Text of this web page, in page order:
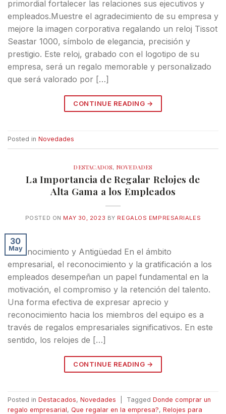
primordial fortalecer las relaciones sus ejecutivos y
empleados.Muestre el agradecimiento de su empresa y
mejore la imagen corporativa regalando un reloj Tissot
Seastar 1000, símbolo de elegancia, precisión y
prestigio. Este reloj, grabado con el logotipo de su
empresa, será un regalo memorable y personalizado
que será valorado por […]
CONTINUE READING →
Posted in Novedades
DESTACADOS, NOVEDADES
La Importancia de Regalar Relojes de
Alta Gama a los Empleados
POSTED ON MAY 30, 2023 BY REGALOS EMPRESARIALES
30
May
Reconocimiento y Antigüedad En el ámbito
empresarial, el reconocimiento y la gratificación a los
empleados desempeñan un papel fundamental en la
motivación, el compromiso y la retención del talento.
Una forma efectiva de expresar aprecio y
reconocimiento hacia los miembros del equipo es a
través de regalos empresariales significativos. En este
sentido, los relojes de […]
CONTINUE READING →
Posted in Destacados, Novedades Tagged Donde comprar un
regalo empresarial, Que regalar en la empresa?, Relojes para